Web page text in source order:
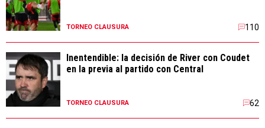
TORNEO CLAUSURA 110
Inentendible: la decisión de River con Coudet
en la previa al partido con Central
TORNEO CLAUSURA 62